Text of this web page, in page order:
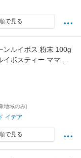
で見る
ンルイボス 粉末 100g
イボスティー ママ 妊
イデア 水出し不要
有機 ポリフェノール
品添加物 無添加 粉
地域のみ)
イデア
で見る